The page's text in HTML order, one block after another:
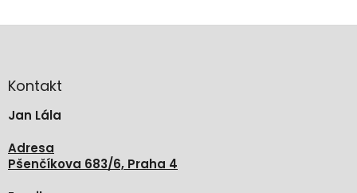
aKontakt
Jan Lála
Adresa
Pšenčíkova 683/6, Praha 4